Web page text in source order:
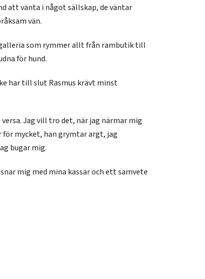
att vänta i något sällskap, de väntar
vän.
som rymmer allt från rambutik till
för hund.
har till slut Rasmus krävt minst
Jag vill tro det, när jag närmar mig
mycket, han grymtar argt, jag
bugar mig.
mig med mina kassar och ett samvete